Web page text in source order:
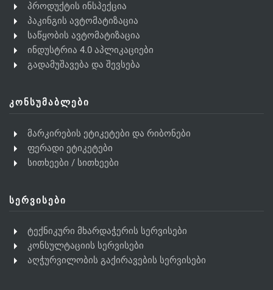
პროდუქტის ინსპექცია
პაკინგის ავტომატიზაცია
საწყობის ავტომატიზაცია
ინდუსტრია 4.0 აპლიკაციები
გადამუშავება და შევსება
ᲙᲝᲜᲡᲣᲛᲐᲑᲚᲔᲑᲘ
მარკირების ეტიკეტები და რიბონები
ფერადი ეტიკეტები
სითხეები / სითხეები
ᲡᲔᲠᲕᲘᲡᲔᲑᲘ
ტექნიკური მხარდაჭერის სერვისები
კონსულტაციის სერვისები
აღჭურვილობის გაქირავების სერვისები